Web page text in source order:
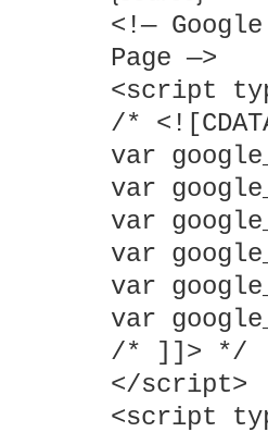
< !—
Page —>
<script
/* <
var
var
var
var
var
var
/* ]] > */
</script>
<script